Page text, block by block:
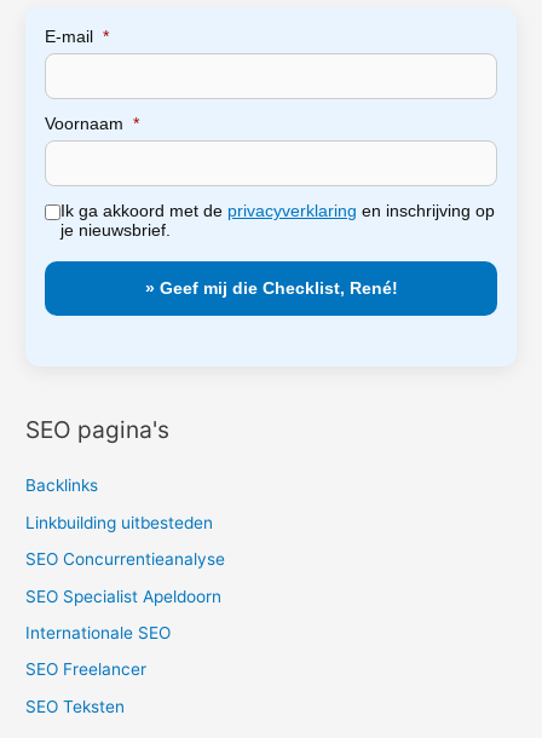
E-mail *
Voornaam *
Ik ga akkoord met de privacyverklaring en inschrijving op
je nieuwsbrief.
SEO pagina's
Backlinks
Linkbuilding uitbesteden
SEO Concurrentieanalyse
SEO Specialist Apeldoorn
Internationale SEO
SEO Freelancer
SEO Teksten